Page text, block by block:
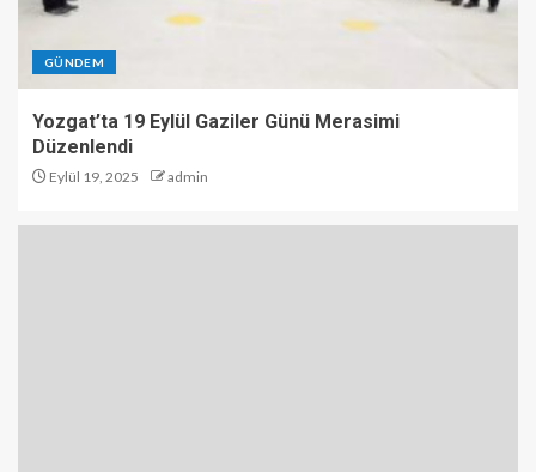
GÜNDEM
Yozgat’ta 19 Eylül Gaziler Günü Merasimi
Düzenlendi
Eylül 19, 2025 admin